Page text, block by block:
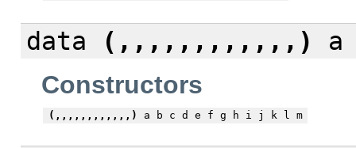
data (,,,,,,,,,,,,)
a
Constructors
(,,,,,,,,,,,,) a b c d e f g h i j k l m